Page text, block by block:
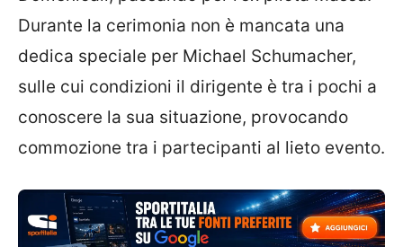
Durante la cerimonia non è mancata una
dedica speciale per Michael Schumacher,
sulle cui condizioni il dirigente è tra i pochi a
conoscere la sua situazione, provocando
commozione tra i partecipanti al lieto evento.